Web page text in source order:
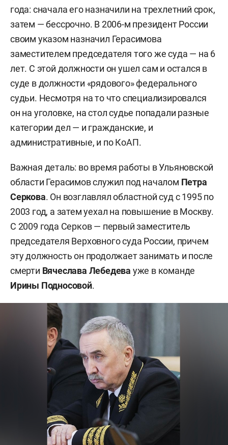
года: сначала его назначили на трехлетний срок,
затем — бессрочно. В 2006-м президент России
своим указом назначил Герасимова
заместителем председателя того же суда — на 6
лет. С этой должности он ушел сам и остался в
суде в должности «рядового» федерального
судьи. Несмотря на то что специализировался
он на уголовке, на стол судье попадали разные
категории дел — и гражданские, и
административные, и по КоАП.
Важная деталь: во время работы в Ульяновской
области Герасимов служил под началом Петра
Серкова. Он возглавлял областной суд с 1995 по
2003 год, а затем уехал на повышение в Москву.
С 2009 года Серков — первый заместитель
председателя Верховного суда России, причем
эту должность он продолжает занимать и после
смерти Вячеслава Лебедева уже в команде
Ирины Подносовой.